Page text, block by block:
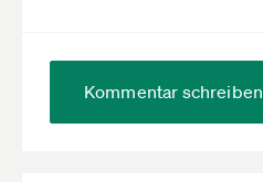
Kommentar schreiben